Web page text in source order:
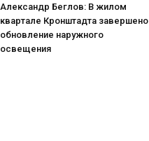
Александр Беглов: В жилом
квартале Кронштадта завершено
обновление наружного
освещения